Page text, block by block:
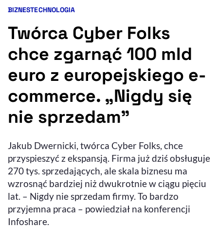
Ułatwienia dostępności wspierają:
Sprawdź, jak i dlaczego zwiększamy dostępność, otwiera się w nowym
Deklaracja dostępności, otwiera się w nowym oknie
Zgłoś problem
, otwiera się w
Kategorie artykułu:
BIZNESTECHNOLOGIA
Twórca Cyber Folks
chce zgarnąć 100 mld
euro z europejskiego e-
commerce. „Nigdy się
nie sprzedam”
Jakub Dwernicki, twórca Cyber Folks, chce
przyspieszyć z ekspansją. Firma już dziś obsługuje
270 tys. sprzedających, ale skala biznesu ma
wzrosnąć bardziej niż dwukrotnie w ciągu pięciu
lat. – Nigdy nie sprzedam firmy. To bardzo
przyjemna praca – powiedział na konferencji
Infoshare.